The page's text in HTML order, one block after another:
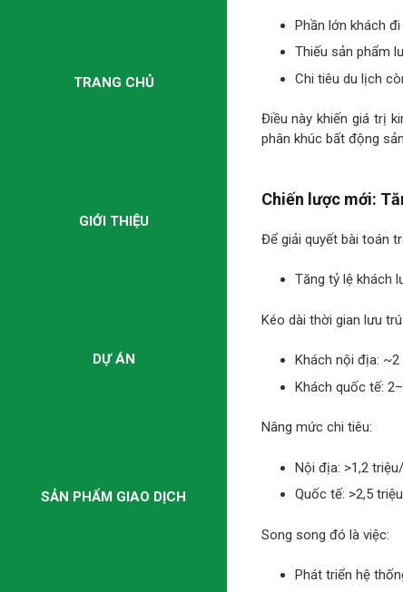
TRANG CHỦ
GIỚI THIỆU
DỰ ÁN
SẢN PHẨM GIAO DỊCH
Phần lớn khách
Thiếu sản phẩm
Chi tiêu du lịch
Điều này khiến giá trị
phân khúc bất động
Chiến lược mới:
Để giải quyết bài toán
Tăng tỷ lệ khách
Kéo dài thời gian lưu trú:
Khách nội địa: ~2
Khách quốc tế:
Nâng mức chi tiêu:
Nội địa: >1,2
Quốc tế: >2,5
Song song đó là việc:
Phát triển hệ